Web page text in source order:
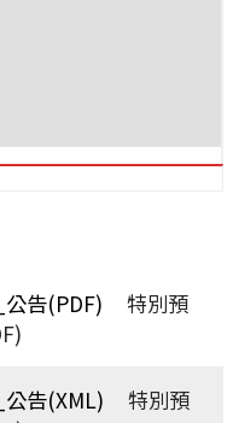
特別預
特別預